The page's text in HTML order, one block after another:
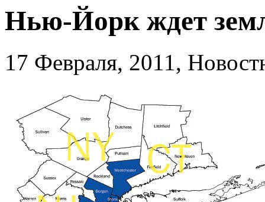
Нью-Йорк ждет
17 Февраля, 2011,